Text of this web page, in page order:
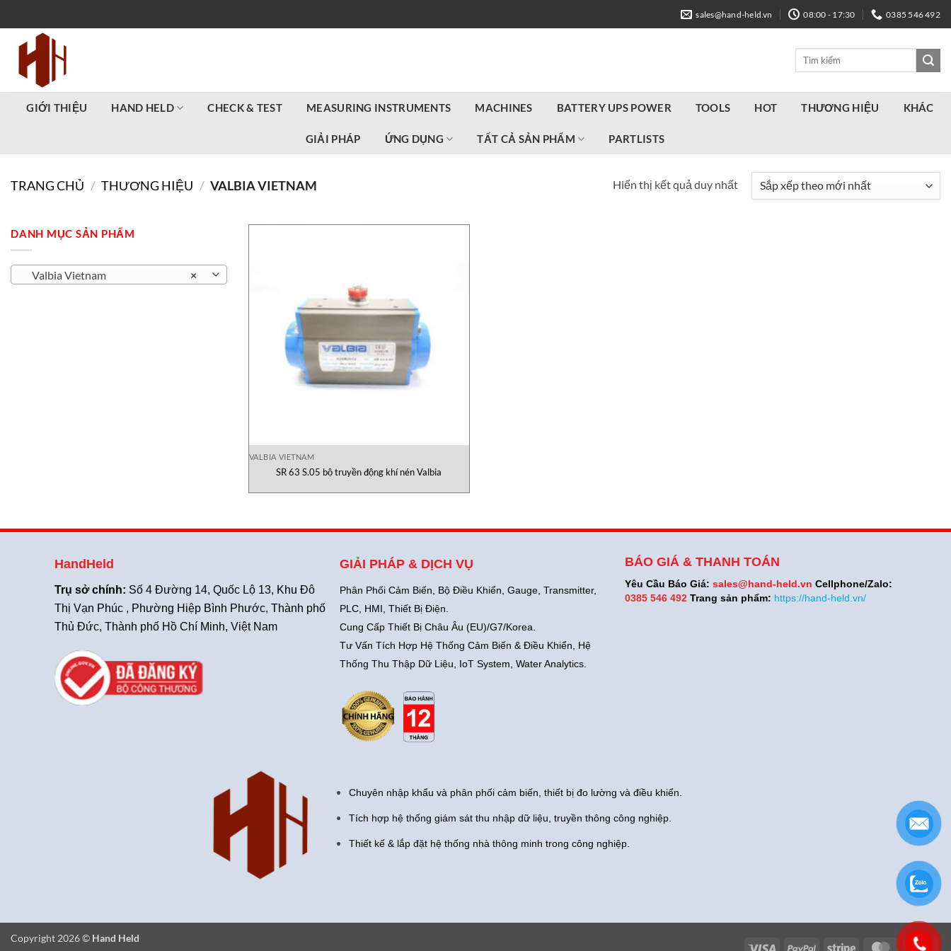
qua
sales@hand-held.vn 08:00 - 17:30 0385 546 492
Tìm
GIỚI THIỆU HAND HELD CHECK & TEST MEASURING INSTRUMENTS MACHINES BATTERY UPS POWER TOOLS HOT THƯƠNG HIỆU KHÁC
GIẢI PHÁP ỨNG DỤNG TẤT CẢ SẢN PHẨM PARTLISTS
TRANG CHỦ / THƯƠNG HIỆU / VALBIA VIETNAM Hiển thị kết quả duy nhất
DANH MỤC SẢN PHẨM
×
Valbia Vietnam
VALBIA VIETNAM
SR 63 S.05 bộ truyền động khí nén Valbia
HandHeld
Trụ sở chính: Số 4 Đường 14, Quốc Lộ 13, Khu Đô
Thị Vạn Phúc , Phường Hiệp Bình Phước, Thành phố
Thủ Đức, Thành phố Hồ Chí Minh, Việt Nam
GIẢI PHÁP & DỊCH VỤ
Phân Phối Cảm Biến, Bộ Điều Khiển, Gauge, Transmitter,
PLC, HMI, Thiết Bị Điện.
Cung Cấp Thiết Bị Châu Âu (EU)/G7/Korea.
Tư Vấn Tích Hợp Hệ Thống Cảm Biến & Điều Khiển, Hệ
Thống Thu Thập Dữ Liệu, IoT System, Water Analytics.
BÁO GIÁ & THANH TOÁN
Yêu Cầu Báo Giá: sales@hand-held.vn Cellphone/Zalo:
0385 546 492Trang sản phẩm: https://hand-held.vn/
Chuyên nhập khẩu và phân phối cảm biến, thiết bị đo lường và điều khiển.
Tích hợp hệ thống giám sát thu nhập dữ liệu, truyền thông công nghiệp.
Thiết kế & lắp đặt hệ thống nhà thông minh trong công nghiệp.
Visa PayPal Stripe MasterCard
Copyright 2026 © Hand Held